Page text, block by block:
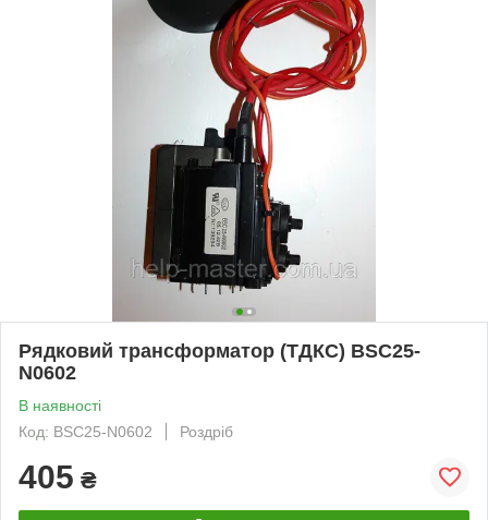
Рядковий трансформатор (ТДКС) BSC25-
N0602
В наявності
Код: BSC25-N0602
Роздріб
405 ₴